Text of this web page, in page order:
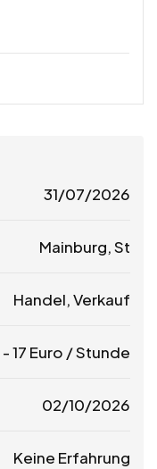
31/07/2026
Mainburg, St
Handel, Verkauf
-17 Euro / Stunde
02/10/2026
Keine Erfahrung